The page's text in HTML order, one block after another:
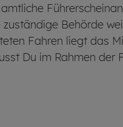
Behörde
Fahren liegt das
Du im Rahmen der